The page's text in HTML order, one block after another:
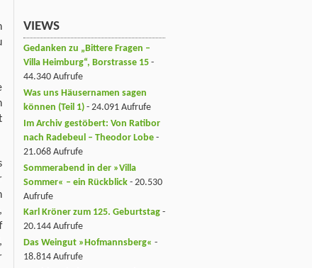
VIEWS
Gedanken zu „Bittere Fragen –
Villa Heimburg“, Borstrasse 15 -
44.340 Aufrufe
Was uns Häusernamen sagen
können (Teil 1) - 24.091 Aufrufe
Im Archiv gestöbert: Von Ratibor
nach Radebeul – Theodor Lobe -
21.068 Aufrufe
Sommerabend in der »Villa
Sommer« – ein Rückblick - 20.530
Aufrufe
Karl Kröner zum 125. Geburtstag -
20.144 Aufrufe
Das Weingut »Hofmannsberg« -
18.814 Aufrufe